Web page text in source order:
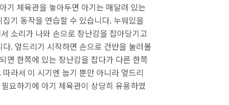
기 체육관을 놓아두면 아기는 매달려 있는
기 동작을 연습할 수 있습니다. 누워있을
소리가 나와 손으로 장난감을 잡아당기고
. 엎드리기 시작하면 손으로 건반을 눌러볼
면 한쪽에 있는 장난감을 잡다가 다른 한쪽
라서 이 시기엔 눕기 뿐만 아니라 엎드리
요하기에 아기 체육관이 상당히 유용하였